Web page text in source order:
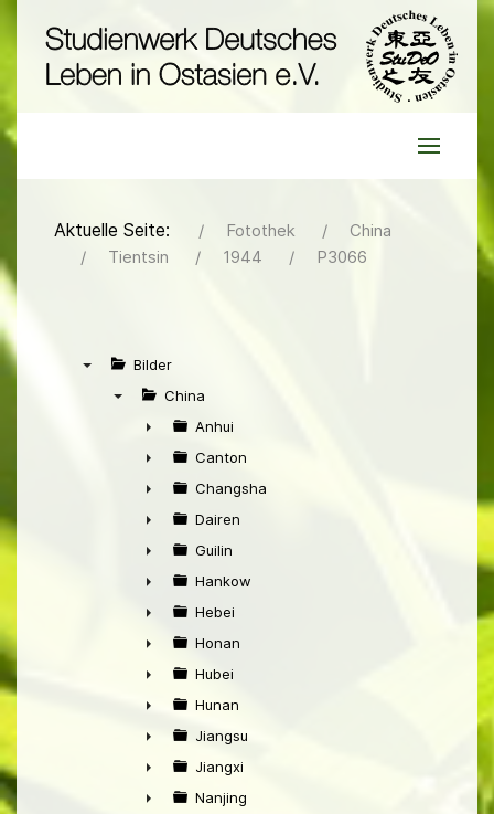
Aktuelle Seite: Fotothek
China
Tientsin
1944 P3066
Bilder
China
►
Anhui
►
Canton
►
Changsha
►
Dairen
►
Guilin
►
Hankow
►
Hebei
►
Honan
►
Hubei
►
Hunan
►
Jiangsu
►
Jiangxi
Nanjing